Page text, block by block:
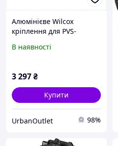
Алюмінієве Wilcox
кріплення для PVS-
В наявності
3 297₴
Купити
UrbanOutlet 98%